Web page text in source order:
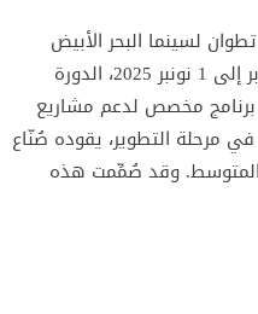
لسينما البحر الأبيض
المتوسط، الذي سيقام من 25 أكتوبر إلى 1 نونبر 2025، الدورة
برنامج مخصص لدعم مشاريع
في مرحلة التطوير، يقوده صُنّاع
المتوسط. وقد صُمِّمت هذه